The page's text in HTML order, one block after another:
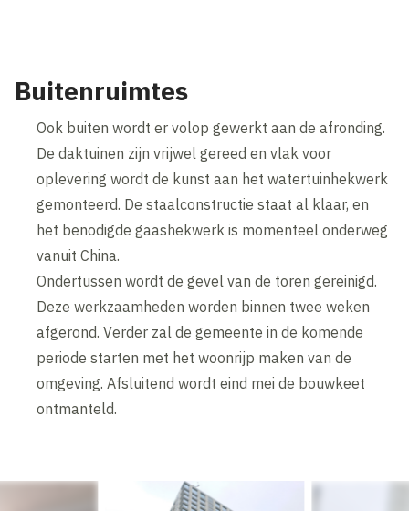
Buitenruimtes
Ook buiten wordt er volop gewerkt aan de afronding.
De daktuinen zijn vrijwel gereed en vlak voor
oplevering wordt de kunst aan het watertuinhekwerk
gemonteerd. De staalconstructie staat al klaar, en
het benodigde gaashekwerk is momenteel onderweg
vanuit China.
Ondertussen wordt de gevel van de toren gereinigd.
Deze werkzaamheden worden binnen twee weken
afgerond. Verder zal de gemeente in de komende
periode starten met het woonrijp maken van de
omgeving. Afsluitend wordt eind mei de bouwkeet
ontmanteld.